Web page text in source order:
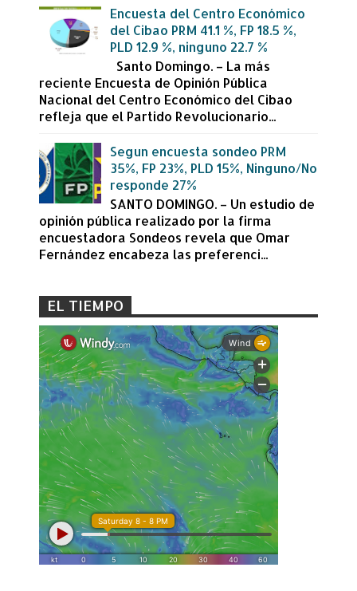
Encuesta del Centro Económico
del Cibao PRM 41.1 %, FP 18.5 %,
PLD 12.9 %, ninguno 22.7 %
Santo Domingo. – La más
reciente Encuesta de Opinión Pública
Nacional del Centro Económico del Cibao
refleja que el Partido Revolucionario...
Segun encuesta sondeo PRM
35%, FP 23%, PLD 15%, Ninguno/No
responde 27%
SANTO DOMINGO. – Un estudio de
opinión pública realizado por la firma
encuestadora Sondeos revela que Omar
Fernández encabeza las preferenci...
EL TIEMPO